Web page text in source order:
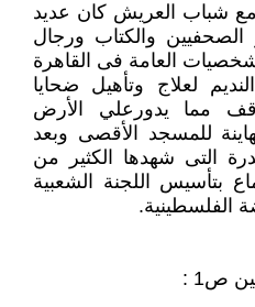
مع شباب العريش كان عديد
والكتاب ورجال
العامة فى القاهرة
لعلاج وتأهيل ضحايا
مما يدورعلي الأرض
للمسجد الأقصى وبعد
التى شهدها الكثير من
بتأسيس اللجنة الشعبية
الفلسطينية.
ص1 :